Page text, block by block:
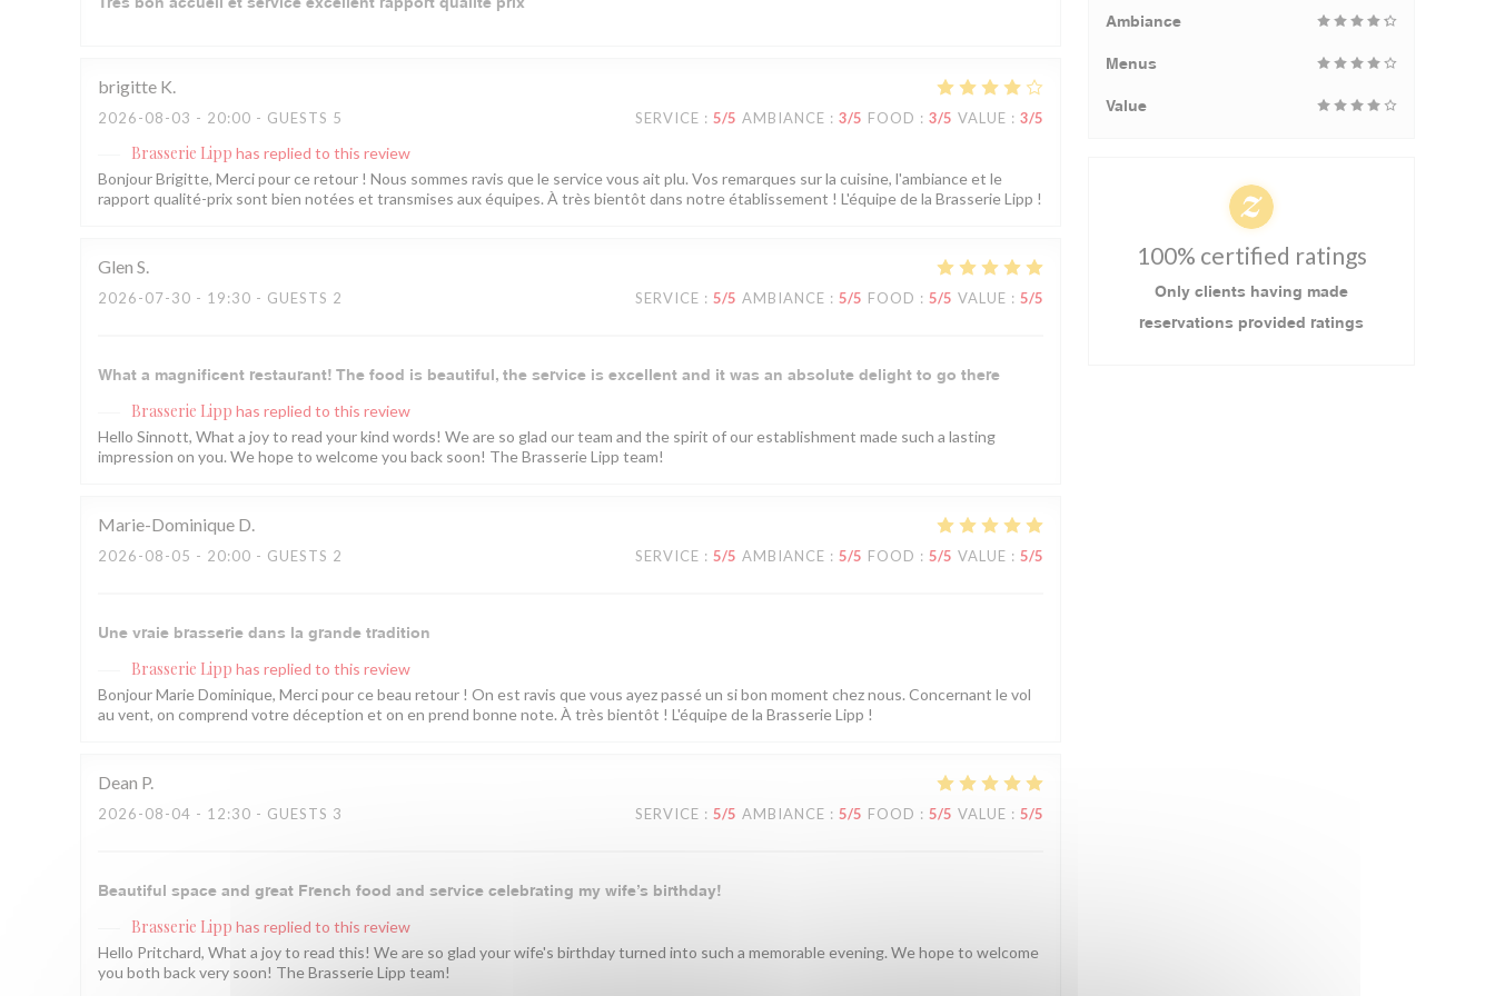
brigitte K
2026-08-03 - 20:00 - GUESTS 5 SERVICE : 5/5 AMBIANCE : 3/5 FOOD : 3/5 VALUE : 3/5
Brasserie Lipp has replied to this review
Bonjour Brigitte, Merci pour ce retour ! Nous sommes ravis que le service vous ait plu. Vos remarques sur la cuisine, l'ambiance et le
rapport qualité-prix sont bien notées et transmises aux équipes. À très bientôt dans notre établissement ! L'équipe de la Brasserie Lipp !
Glen S
2026-07-30 - 19:30 - GUESTS 2 SERVICE : 5/5 AMBIANCE : 5/5 FOOD : 5/5 VALUE : 5/5
What a magnificent restaurant! The food is beautiful, the service is excellent and it was an absolute delight to go there
Brasserie Lipp has replied to this review
Hello Sinnott, What a joy to read your kind words! We are so glad our team and the spirit of our establishment made such a lasting
impression on you. We hope to welcome you back soon! The Brasserie Lipp team!
Marie-Dominique D
2026-08-05 - 20:00 - GUESTS 2 SERVICE : 5/5 AMBIANCE : 5/5 FOOD : 5/5 VALUE : 5/5
Une vraie brasserie dans la grande tradition
Brasserie Lipp has replied to this review
Bonjour Marie Dominique, Merci pour ce beau retour ! On est ravis que vous ayez passé un si bon moment chez nous. Concernant le vol
au vent, on comprend votre déception et on en prend bonne note. À très bientôt ! L'équipe de la Brasserie Lipp !
Dean P
2026-08-04 - 12:30 - GUESTS 3 SERVICE : 5/5 AMBIANCE : 5/5 FOOD : 5/5 VALUE : 5/5
Beautiful space and great French food and service celebrating my wife’s birthday!
Brasserie Lipp has replied to this review
Hello Pritchard, What a joy to read this! We are so glad your wife's birthday turned into such a memorable evening. We hope to welcome
you both back very soon! The Brasserie Lipp team!
Ambiance
Menus
Value
100% certified ratings
Only clients having made
reservations provided ratings